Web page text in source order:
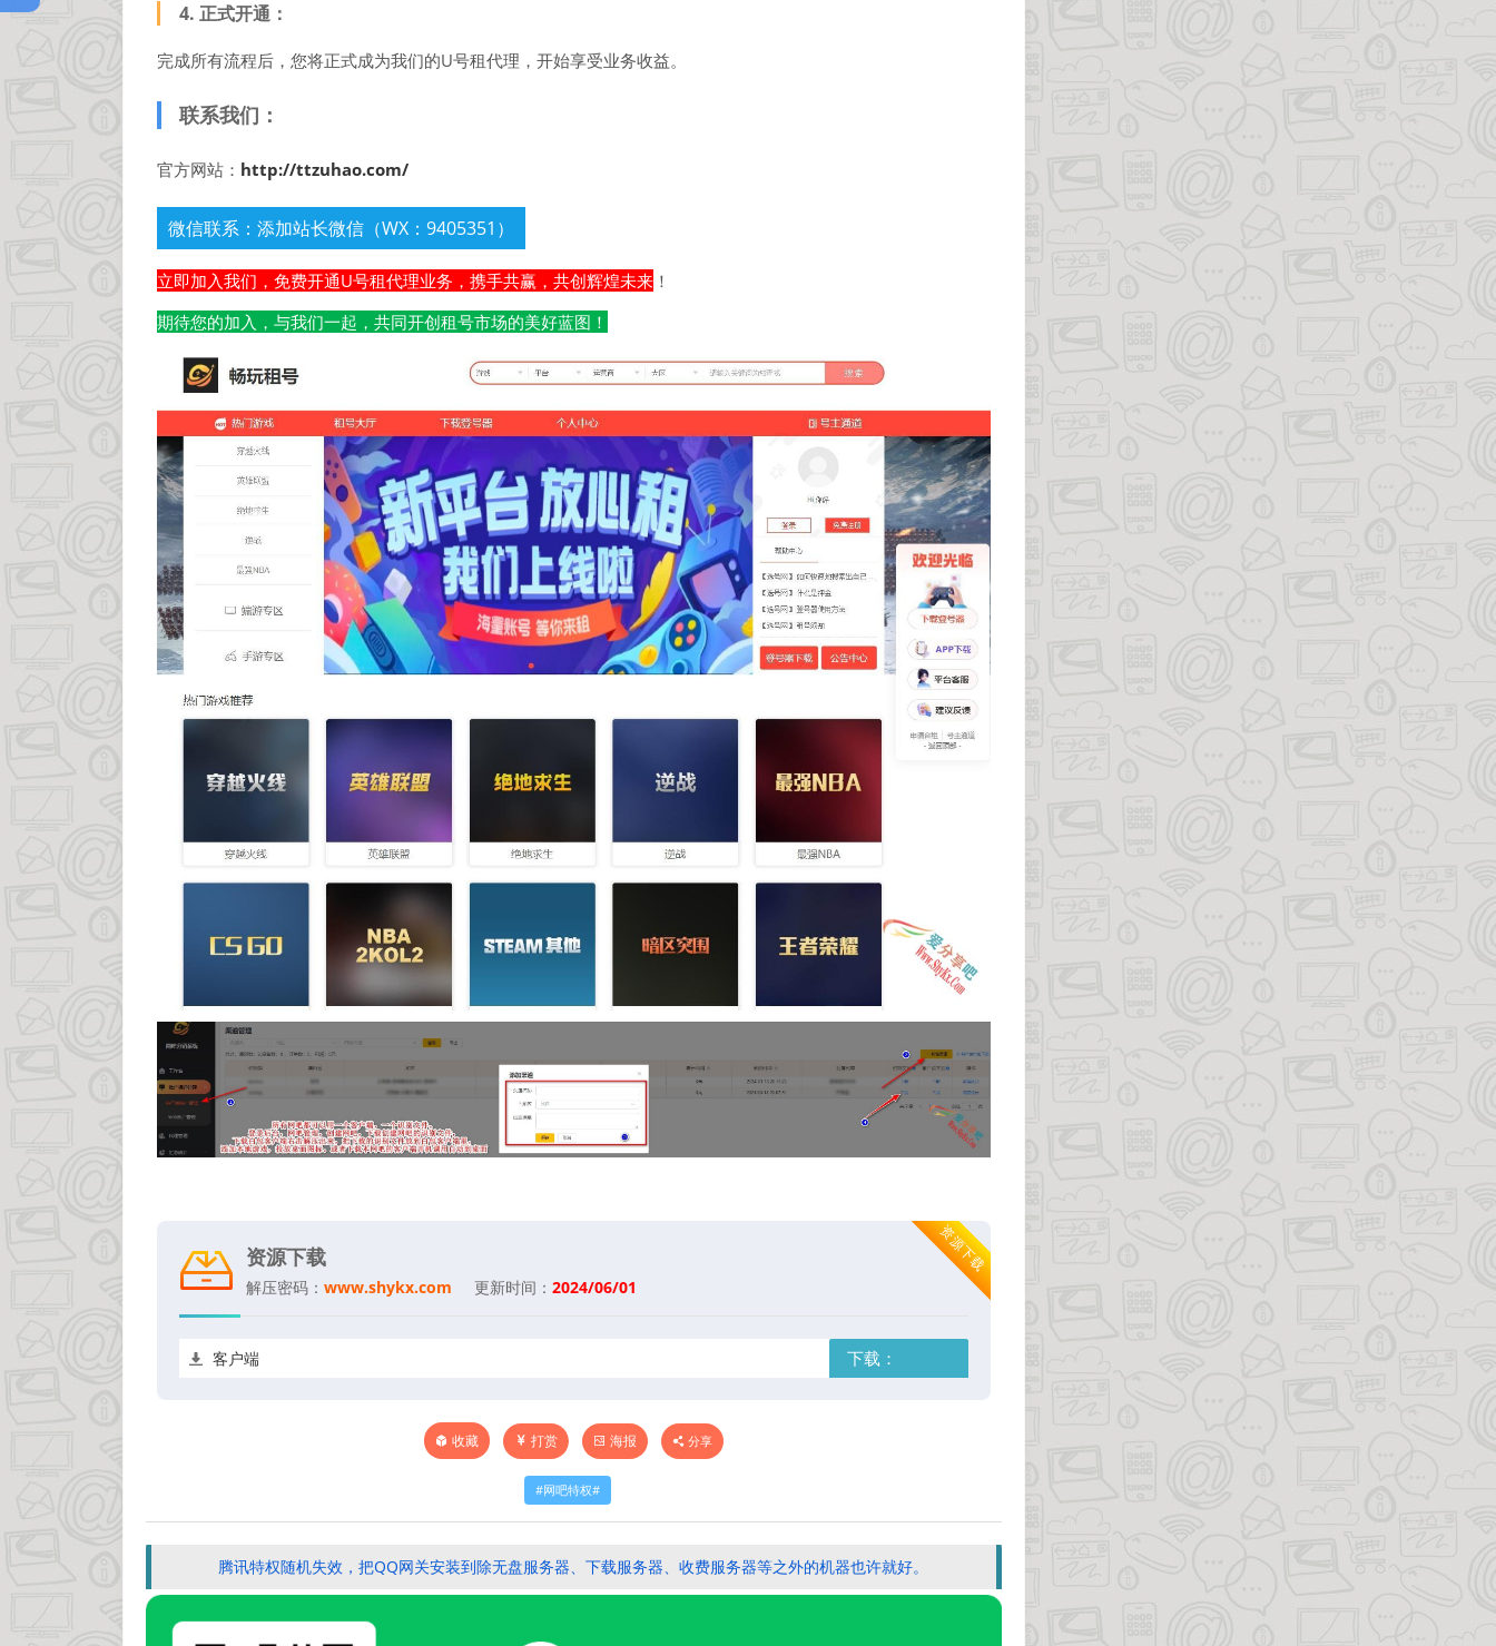
4. 正式开通：
完成所有流程后，您将正式成为我们的U号租代理，开始享受业务收益。
联系我们：
官方网站： http://ttzuhao.com/
微信联系：添加站长微信（WX：9405351）
立即加入我们，免费开通U号租代理业务，携手共赢，共创辉煌未来！
期待您的加入，与我们一起，共同开创租号市场的美好蓝图！
资源下载
资源下载
解压密码： www.shykx.com 更新时间： 2024/06/01
下载：
客户端
收藏 打赏 海报 分享
网吧特权
腾讯特权随机失效，把QQ网关安装到除无盘服务器、下载服务器、收费服务器等之外的机器也许就好。